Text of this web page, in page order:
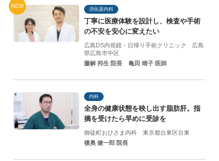
NEW
消化器内科
丁寧に医療体験を設計し、 検査や手術
の不安を安心に変えたい
広島DS内視鏡・日帰り手術クリニック 広島
県広島市中区
藤解 邦生 院長
亀田 靖子 医師
内科
全身の健康状態を映し出す脂肪肝。指
摘を受けたら早めに受診を
御徒町おひさま内科 東京都台東区台東
榎奥 健一郎 院長